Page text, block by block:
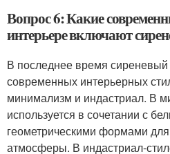
Вопрос 6: Какие
интерьере включают
В последнее время
современных интерьерных
минимализм и индастриал. В
используется в сочетании с
геометрическими формами
атмосферы. В индастриал-